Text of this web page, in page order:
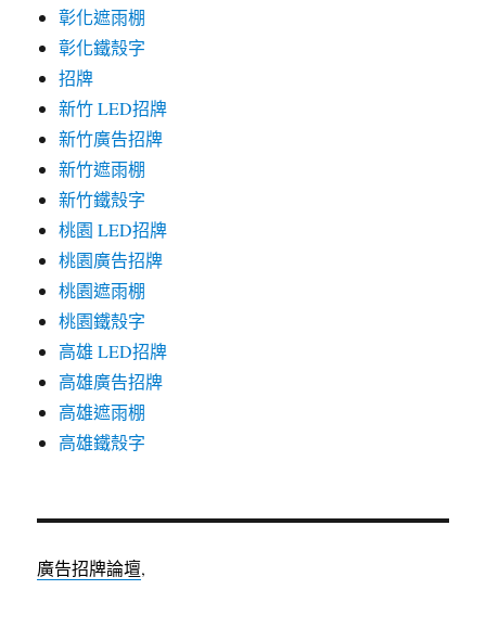
彰化遮雨棚
彰化鐵殼字
招牌
新竹 LED招牌
新竹廣告招牌
新竹遮雨棚
新竹鐵殼字
桃園 LED招牌
桃園廣告招牌
桃園遮雨棚
桃園鐵殼字
高雄 LED招牌
高雄廣告招牌
高雄遮雨棚
高雄鐵殼字
廣告招牌論壇,